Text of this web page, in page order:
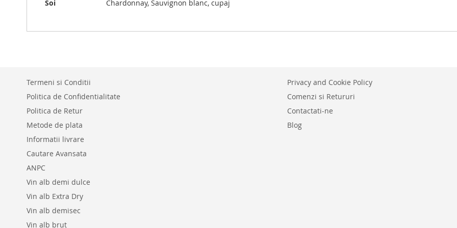
Soi
Chardonnay, Sauvignon blanc, cupaj
Termeni si Conditii
Politica de Confidentialitate
Politica de Retur
Metode de plata
Informatii livrare
Cautare Avansata
ANPC
Vin alb demi dulce
Vin alb Extra Dry
Vin alb demisec
Vin alb brut
Privacy and Cookie Policy
Comenzi si Retururi
Contactati-ne
Blog